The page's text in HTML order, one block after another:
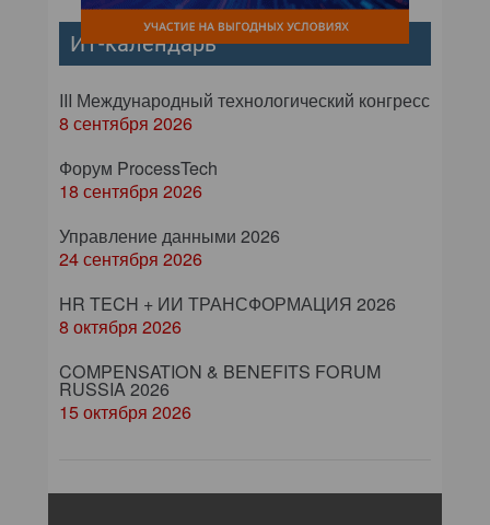
ИТ-календарь
III Международный технологический конгресс
8 сентября 2026
Форум ProcessTech
18 сентября 2026
Управление данными 2026
24 сентября 2026
HR TECH + ИИ ТРАНСФОРМАЦИЯ 2026
8 октября 2026
COMPENSATION & BENEFITS FORUM
RUSSIA 2026
15 октября 2026